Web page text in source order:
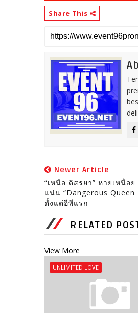
Share This
Newer Article
“เหนือ ดิสรยา” หายเหนื่
แน่น “Dangerous
ตั้งแต่อีพีแรก
RELATED
View More
UNLIMITED LOVE